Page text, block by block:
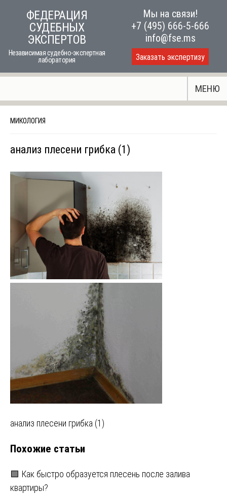
ФЕДЕРАЦИЯ
СУДЕБНЫХ
ЭКСПЕРТОВ
Независимая судебно-экспертная
лаборатория
Мы на связи!
+7 (495) 666-5-666
info@fse.ms
Заказать экспертизу
МЕНЮ
МИКОЛОГИЯ
анализ плесени грибка (1)
Навигация
по
записям
анализ плесени грибка (1)
Похожие статьи
🟩 Как быстро образуется плесень после залива
квартиры?